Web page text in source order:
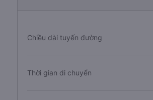
Chiều dài tuyến đường
Thời gian di chuyển